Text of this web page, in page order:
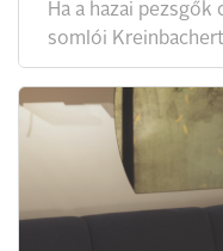
Ha a hazai
somlói